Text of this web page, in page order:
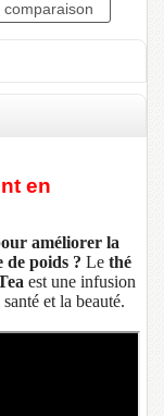
en
améliorer la
de poids ? Le thé
est une infusion
et la beauté.